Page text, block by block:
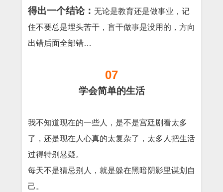
得出一个结论： 无论是教育还是做事业，记
住不要总是埋头苦干，盲干做事是没用的，方向
出错后面全部错…
07
学会简单的生活
我不知道现在的一些人，是不是宫廷剧看太多
了，还是现在人心真的太复杂了，太多人把生活
过得特别悬疑。
每天不是猜忌别人，就是躲在黑暗阴影里谋划自
己。